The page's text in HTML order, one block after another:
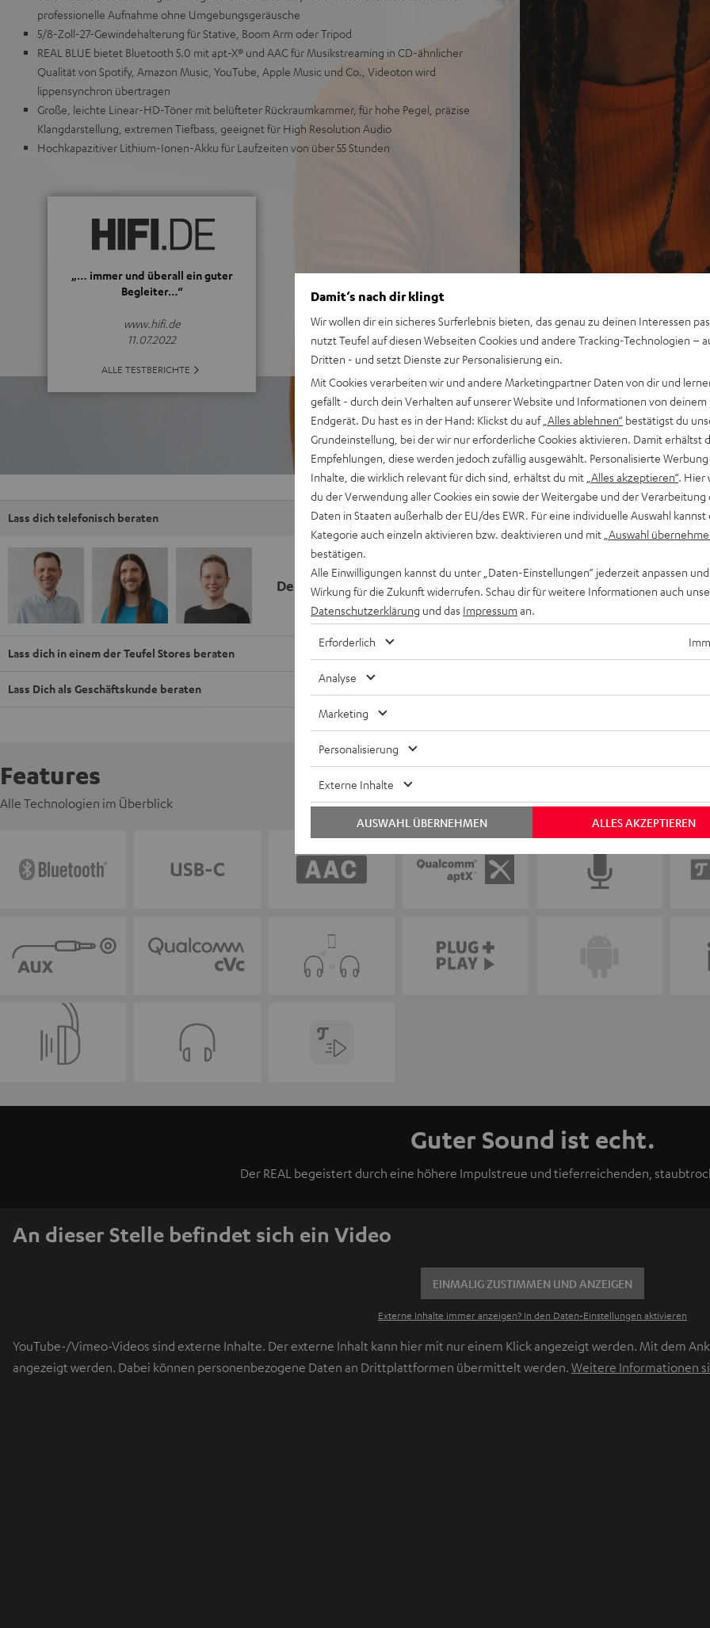
professionelle Aufnahme ohne Umgebungsgeräusche
5/8-Zoll-27-Gewindehalterung für Stative, Boom Arm oder Tripod
REAL BLUE bietet Bluetooth 5.0 mit apt-X® und AAC für Musikstreaming in CD-ähnlicher
Qualität von Spotify, Amazon Music, YouTube, Apple Music und Co., Videoton wird
lippensynchron übertragen
Große, leichte Linear-HD-Töner mit belüfteter Rückraumkammer, für hohe Pegel, präzise
Klangdarstellung, extremen Tiefbass, geeignet für High Resolution Audio
Hochkapazitiver Lithium-Ionen-Akku für Laufzeiten von über 55 Stunden
„… immer und überall ein guter
Begleiter…“
www.hifi.de
11.07.2022
ALLE TESTBERICHTE
Lass dich telefonisch beraten
Deine Kaufberatung
Keinen Store in der Nähe? Kein
beraten dich auch persönlich am
Lass dich in einem der Teufel Stores beraten
Lass Dich als Geschäftskunde beraten
Features
Alle Technologien im Überblick
Guter Sound ist echt.
Der REAL begeistert durch eine höhere Impulstreue und tieferreichenden,
An dieser Stelle befindet sich ein Video
EINMALIG ZUSTIMMEN UND ANZEIGEN
Externe Inhalte immer anzeigen? In den Daten‑Einstellungen aktivieren
YouTube-/Vimeo-Videos sind externe Inhalte. Der externe Inhalt kann hier mit nur einem Klick angezeigt werden. Mit dem
angezeigt werden. Dabei können personenbezogene Daten an Drittplattformen übermittelt werden. Weitere Informationen
Damit‘s nach dir klingt
Wir wollen dir ein sicheres Surferlebnis bieten, das genau zu deinen Interessen
nutzt Teufel auf diesen Webseiten Cookies und andere Tracking-Technologien –
Dritten - und setzt Dienste zur Personalisierung ein.
Mit Cookies verarbeiten wir und andere Marketingpartner Daten von dir und
gefällt - durch dein Verhalten auf unserer Website und Informationen von deinem
Endgerät. Du hast es in der Hand: Klickst du auf „Alles ablehnen“ bestätigst du
Grundeinstellung, bei der wir nur erforderliche Cookies aktivieren. Damit erhältst
Empfehlungen, diese werden jedoch zufällig ausgewählt. Personalisierte
Inhalte, die wirklich relevant für dich sind, erhältst du mit „Alles akzeptieren“. Hier
du der Verwendung aller Cookies ein sowie der Weitergabe und der Verarbeitung
Daten in Staaten außerhalb der EU/des EWR. Für eine individuelle Auswahl kannst
Kategorie auch einzeln aktivieren bzw. deaktivieren und mit „Auswahl
bestätigen.
Alle Einwilligungen kannst du unter „Daten-Einstellungen“ jederzeit anpassen
Wirkung für die Zukunft widerrufen. Schau dir für weitere Informationen auch
Datenschutzerklärung und das Impressum an.
Erforderlich
Analyse
Marketing
Personalisierung
Externe Inhalte
ALLES AKZEPTIEREN
AUSWAHL ÜBERNEHMEN